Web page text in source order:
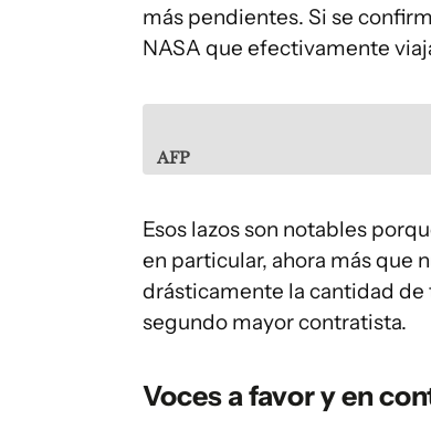
más pendientes. Si se
NASA que efectivamente
AFP
Esos lazos son notables
en particular, ahora más que
drásticamente la cantidad de
segundo mayor contratista.
Voces a favor y en